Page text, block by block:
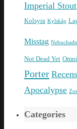
Imperial Stout
Kolsyra Kylskåp
Misstag
Not Dead Yet
Porter
Apocalypse
Categories